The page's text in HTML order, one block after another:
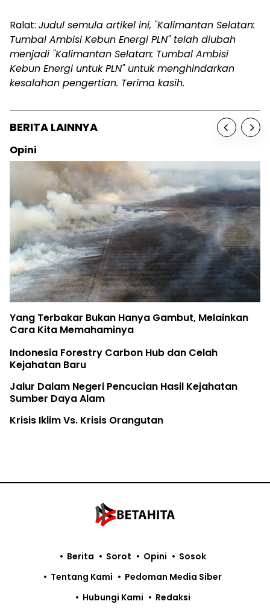
Ralat: Judul semula artikel ini, "Kalimantan Selatan:
Tumbal Ambisi Kebun Energi PLN" telah diubah
menjadi "Kalimantan Selatan: Tumbal Ambisi
Kebun Energi untuk PLN" untuk menghindarkan
kesalahan pengertian. Terima kasih.
BERITA LAINNYA
Opini
Yang Terbakar Bukan Hanya Gambut, Melainkan
Cara Kita Memahaminya
Indonesia Forestry Carbon Hub dan Celah
Kejahatan Baru
Jalur Dalam Negeri Pencucian Hasil Kejahatan
Sumber Daya Alam
Krisis Iklim Vs. Krisis Orangutan
Berita Sorot Opini
Sosok
Tentang Kami
Pedoman Media Siber
Hubungi Kami
Redaksi